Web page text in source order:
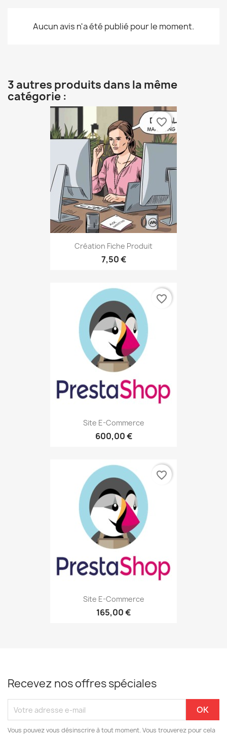
Aucun avis n'a été publié pour le moment.
3 autres produits dans la même
catégorie :
Création Fiche Produit
7,50 €
favorite_border
Site E-Commerce
600,00 €
favorite_border
Site E-Commerce
165,00 €
favorite_border
Recevez nos offres spéciales
Vous pouvez vous désinscrire à tout moment. Vous trouverez pour cela